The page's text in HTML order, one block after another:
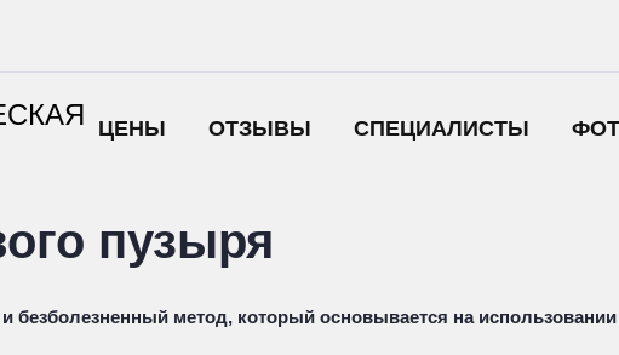
ЦЕНЫ ОТЗЫВЫ СПЕЦИАЛИСТЫ
пузыря
безболезненный метод, который основывается на